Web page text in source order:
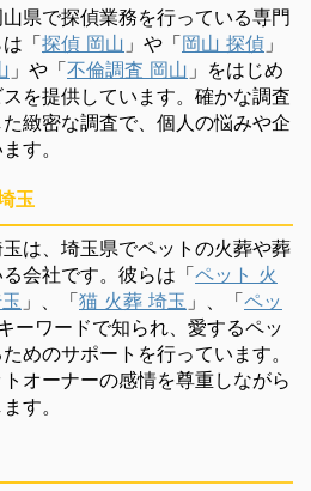
県で探偵業務を行っている専門
「探偵 岡山 」や「岡山 探偵 」
」や「不倫調査 岡山 」をはじめ
を提供しています。確かな調査
緻密な調査で、個人の悩みや企
す。
玉
は、埼玉県でペットの火葬や葬
会社です。彼らは「ペット 火
」、「猫 火葬 埼玉 」、「ペッ
ーワードで知られ、愛するペッ
めのサポートを行っています。
オーナーの感情を尊重しながら
す。